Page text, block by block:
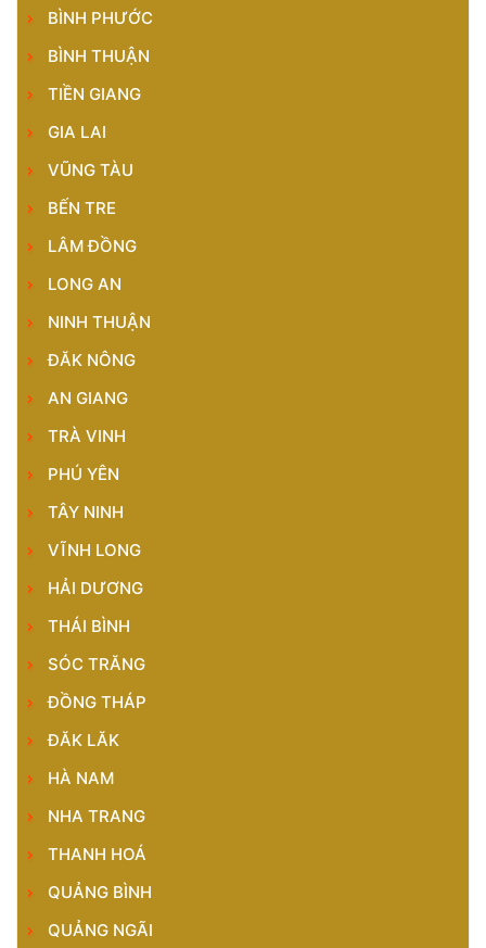
BÌNH PHƯỚC
BÌNH THUẬN
TIỀN GIANG
GIA LAI
VŨNG TÀU
BẾN TRE
LÂM ĐỒNG
LONG AN
NINH THUẬN
ĐĂK NÔNG
AN GIANG
TRÀ VINH
PHÚ YÊN
TÂY NINH
VĨNH LONG
HẢI DƯƠNG
THÁI BÌNH
SÓC TRĂNG
ĐỒNG THÁP
ĐĂK LĂK
HÀ NAM
NHA TRANG
THANH HOÁ
QUẢNG BÌNH
QUẢNG NGÃI